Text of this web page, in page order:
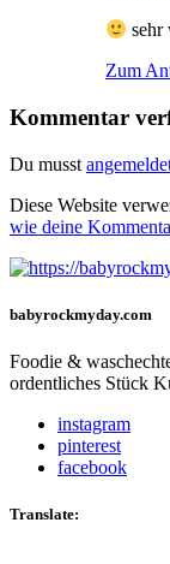
sehr
Zum
Kommentar
Du musst
Diese Website
wie deine
babyrockmyday.com
Foodie &
ordentliches Stück
instagram
pinterest
facebook
Translate: